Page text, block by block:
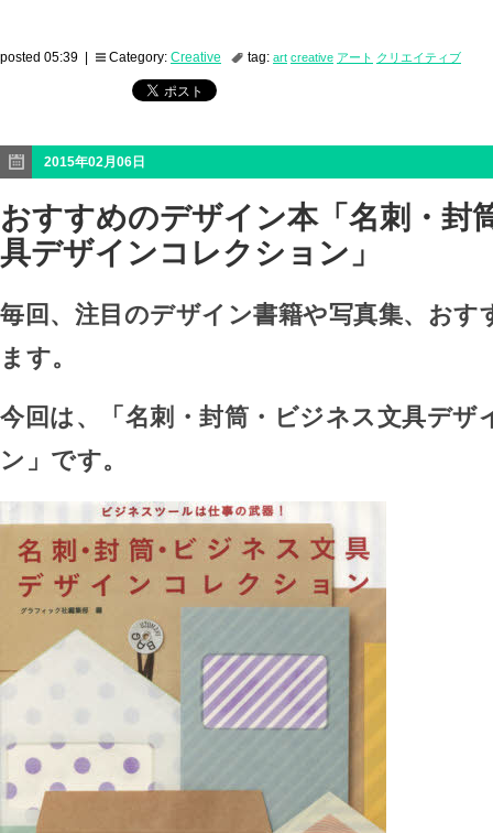
posted 05:39 | Category: Creative tag: art creative アート クリエイティブ
2015年02月06日
おすすめのデザイン本「名刺・封
具デザインコレクション」
毎回、注目のデザイン書籍や写真集、おす
ます。
今回は、「名刺・封筒・ビジネス文具デザ
ン」です。